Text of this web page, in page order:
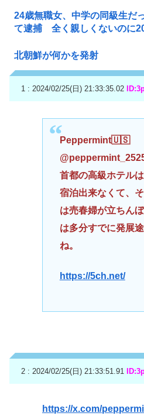
24歳無職女、中学の同級生だ
て逮捕 全く親しくないのに
北朝鮮が何かを発射
1 : 2024/02/25(日) 21:33:35.02
Peppermint🇺🇸
首都の高級ホテル
宿泊出来なくて、
は売春婦が立ちん
は多分すでに発展
ね。
https://5ch.net/
2 : 2024/02/25(日) 21:33:51.91
https://x.com/